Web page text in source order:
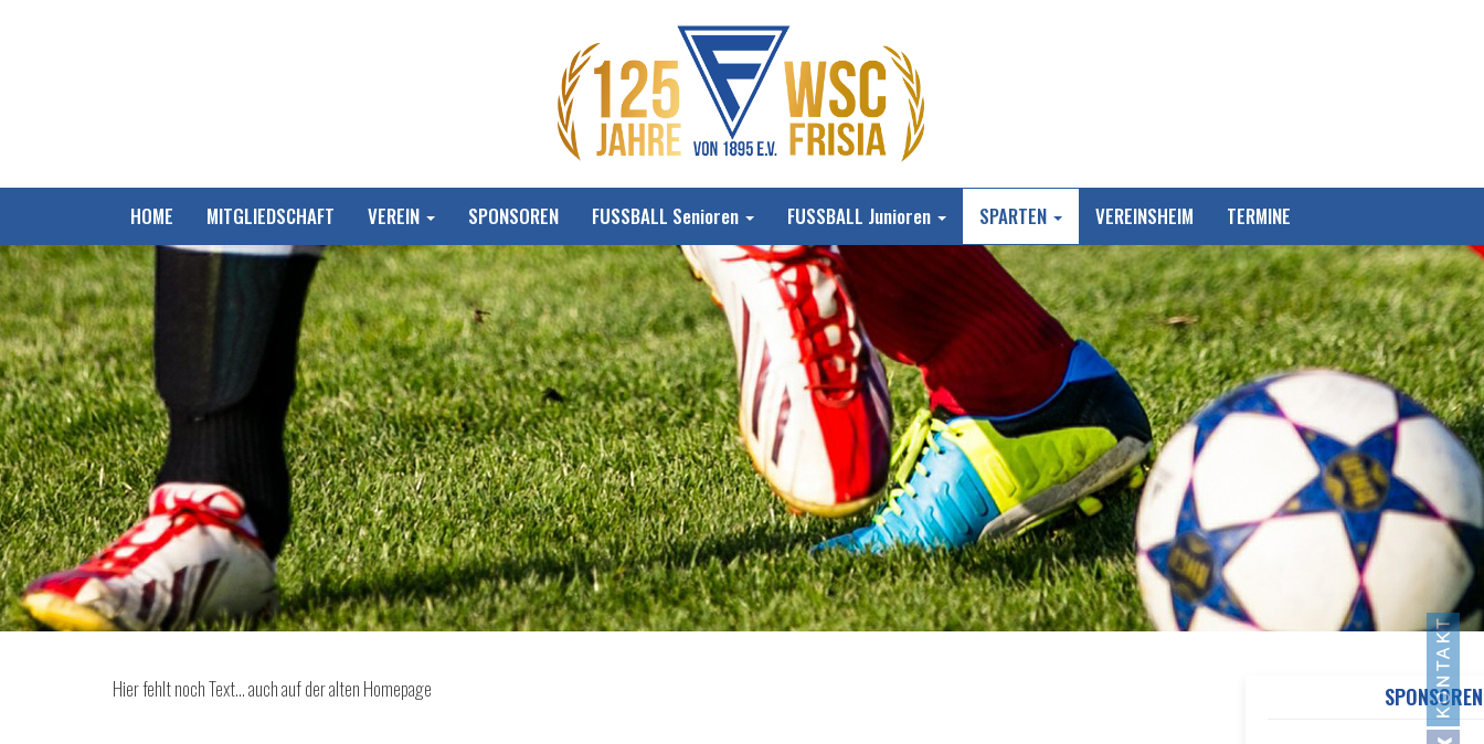
HOME MITGLIEDSCHAFT VEREIN SPONSOREN FUSSBALL Senioren FUSSBALL Junioren SPARTEN VEREINSHEIM TERMINE
SPONSOREN
Hier fehlt noch Text… auch auf der alten Homepage